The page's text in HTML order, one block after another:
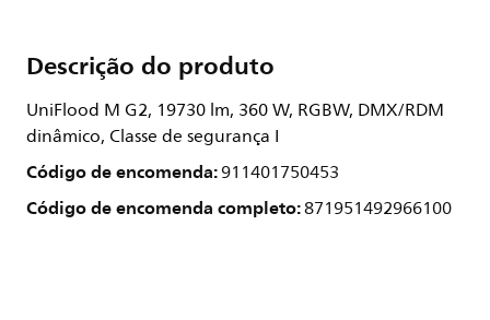
Descrição do produto
UniFlood M G2, 19730 lm, 360 W, RGBW, DMX/RDM
dinâmico, Classe de segurança I
Código de encomenda:911401750453
Código de encomenda completo:871951492966100